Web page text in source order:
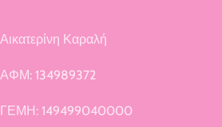
Αικατερίνη Καραλή
ΑΦΜ: 134989372
ΓΕΜΗ: 149499040000